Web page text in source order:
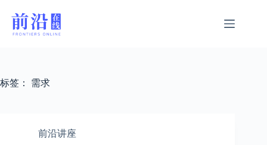
标签： 需求
前沿讲座